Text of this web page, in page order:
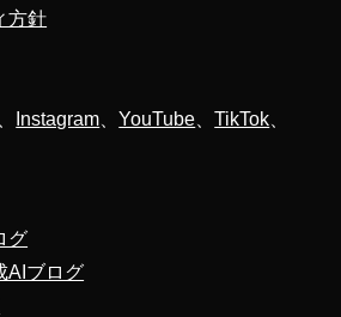
方針
Instagram 、YouTube 、TikTok
グ
AIブログ